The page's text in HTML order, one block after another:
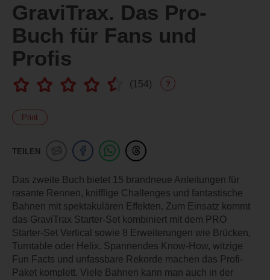
GraviTrax. Das Pro-
Buch für Fans und
Profis
(154) ?
Print
TEILEN
Das zweite Buch bietet 15 brandneue Anleitungen für
rasante Rennen, knifflige Challenges und fantastische
Bahnen mit spektakulären Effekten. Zum Einsatz kommt
das GraviTrax Starter-Set kombiniert mit dem PRO
Starter-Set Vertical sowie 8 Erweiterungen wie Brücken,
Turntable oder Helix. Spannendes Know-How, witzige
Fun Facts und unfassbare Rekorde machen das Profi-
Paket komplett. Viele Bahnen kann man auch in der